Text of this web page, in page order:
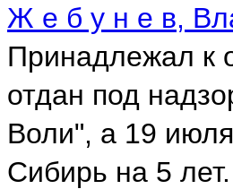
Ж е б у н е в,
Принадлежал к
отдан под
Воли", а 19
Сибирь на 5 лет.